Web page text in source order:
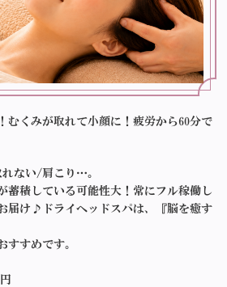
むくみが取れて小顔に！疲労から60分で
ない/肩こり…。
蓄積している可能性大！常にフル稼働し
届け♪ドライヘッドスパは、『脳を癒す
すすめです。